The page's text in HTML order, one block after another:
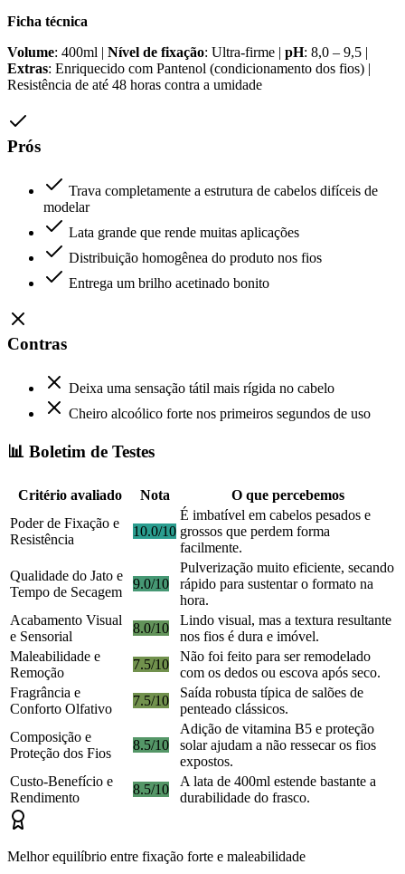
Ficha técnica
Volume: 400ml | Nível de fixação: Ultra-firme | pH: 8,0 – 9,5 |
Extras: Enriquecido com Pantenol (condicionamento dos fios) |
Resistência de até 48 horas contra a umidade
Prós
Trava completamente a estrutura de cabelos difíceis de
modelar
Lata grande que rende muitas aplicações
Distribuição homogênea do produto nos fios
Entrega um brilho acetinado bonito
Contras
Deixa uma sensação tátil mais rígida no cabelo
Cheiro alcoólico forte nos primeiros segundos de uso
📊 Boletim de Testes
Critério avaliado Nota
O que percebemos
Poder de Fixação e
Resistência
10.0/10
É imbatível em cabelos pesados e
grossos que perdem forma
facilmente.
Qualidade do Jato e
Tempo de Secagem
9.0/10
Pulverização muito eficiente, secando
rápido para sustentar o formato na
hora.
Acabamento Visual
e Sensorial
8.0/10
Lindo visual, mas a textura resultante
nos fios é dura e imóvel.
Maleabilidade e
Remoção
7.5/10
Não foi feito para ser remodelado
com os dedos ou escova após seco.
Fragrância e
Conforto Olfativo
7.5/10
Saída robusta típica de salões de
penteado clássicos.
Composição e
Proteção dos Fios
8.5/10
Adição de vitamina B5 e proteção
solar ajudam a não ressecar os fios
expostos.
Custo-Benefício e
Rendimento
8.5/10
A lata de 400ml estende bastante a
durabilidade do frasco.
Melhor equilíbrio entre fixação forte e maleabilidade